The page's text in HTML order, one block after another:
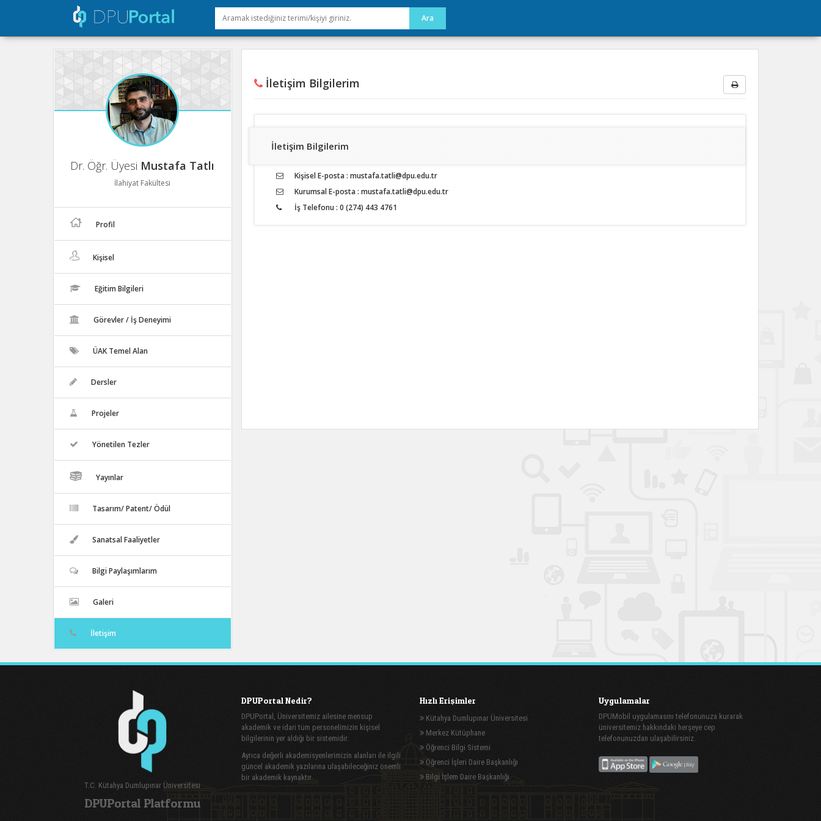
Dr. Öğr. Üyesi Mustafa Tatlı
İlahiyat Fakültesi
Profil
Kişisel
Eğitim Bilgileri
Görevler / İş Deneyimi
ÜAK Temel Alan
Dersler
Projeler
Yönetilen Tezler
Yayınlar
Tasarım/ Patent/ Ödül
Sanatsal Faaliyetler
Bilgi Paylaşımlarım
Galeri
İletişim
İletişim Bilgilerim
İletişim Bilgilerim
Kişisel E-posta : mustafa.tatli@dpu.edu.tr
Kurumsal E-posta : mustafa.tatli@dpu.edu.tr
İş Telefonu : 0 (274) 443 4761
T.C. Kütahya Dumlupınar Üniversitesi
DPUPortal Platformu
DPUPortal Nedir?
DPUPortal, Üniversitemiz ailesine mensup
akademik ve idari tüm personelimizin kişisel
bilgilerinin yer aldığı bir sistemidir.
Ayrıca değerli akademisyenlerimizin alanları ile ilgili
güncel akademik yazılarına ulaşabileceğiniz önemli
bir akademik kaynaktır.
Hızlı Erişimler
Kütahya Dumlupınar Üniversitesi
Merkez Kütüphane
Öğrenci Bilgi Sistemi
Öğrenci İşleri Daire Başkanlığı
Bilgi İşlem Daire Başkanlığı
Uygulamalar
DPUMobil uygulamasını telefonunuza kurarak
üniversitemiz hakkındaki herşeye cep
telefonunuzdan ulaşabilirsiniz.